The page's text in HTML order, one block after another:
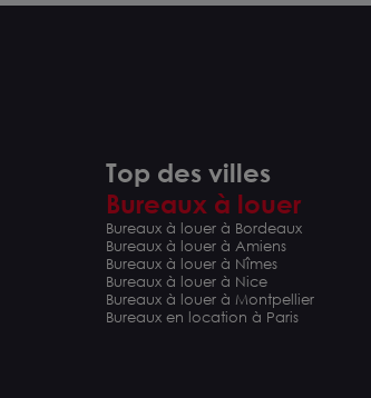
Top des villes
Bureaux à louer
Bureaux à louer à Bordeaux
Bureaux à louer à Amiens
Bureaux à louer à Nîmes
Bureaux à louer à Nice
Bureaux à louer à Montpellier
Bureaux en location à Paris